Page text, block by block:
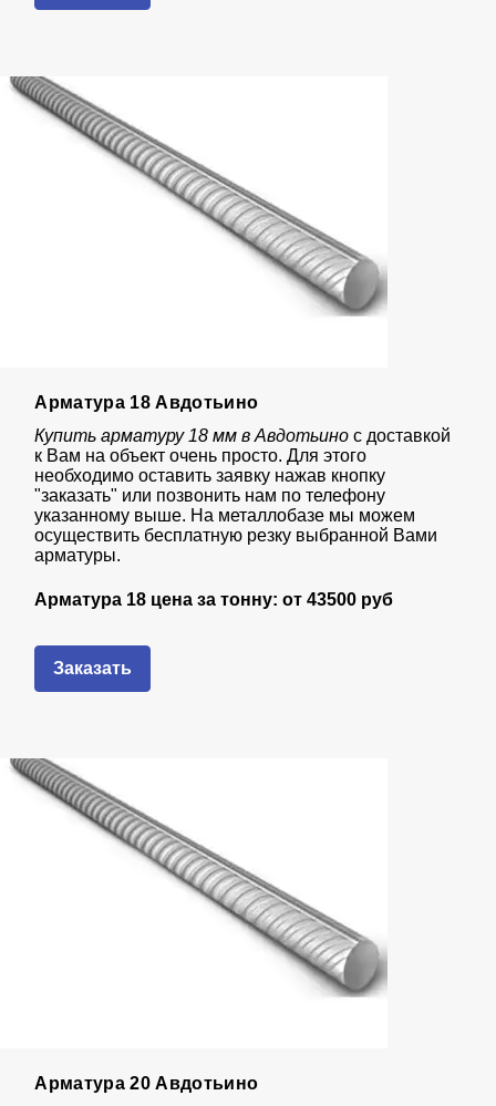
Арматура 18 Авдотьино
Купить арматуру 18 мм в Авдотьино с доставкой
к Вам на объект очень просто. Для этого
необходимо оставить заявку нажав кнопку
"заказать" или позвонить нам по телефону
указанному выше. На металлобазе мы можем
осуществить бесплатную резку выбранной Вами
арматуры.
Арматура 18 цена за тонну: от43500 руб
Заказать
Арматура 20 Авдотьино